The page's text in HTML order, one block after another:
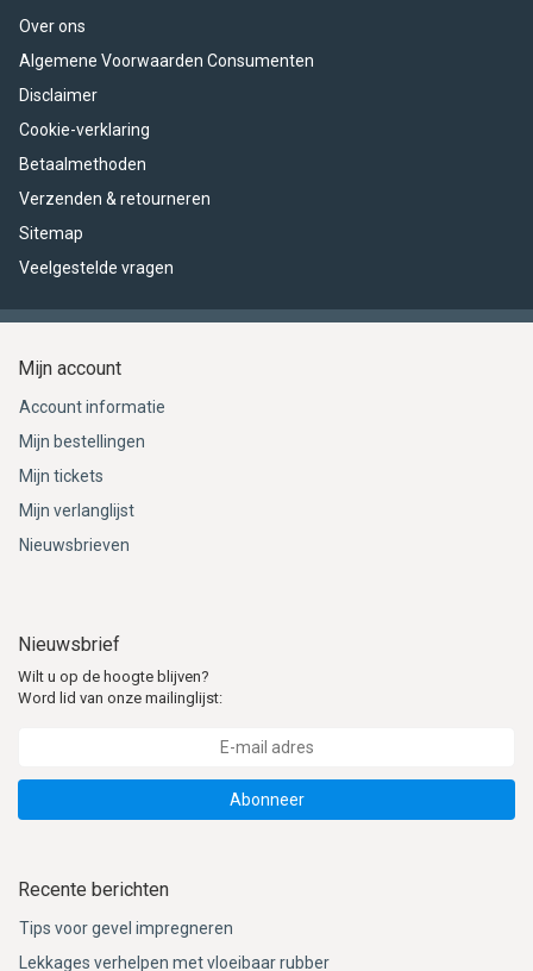
Over ons
Algemene Voorwaarden Consumenten
Disclaimer
Cookie-verklaring
Betaalmethoden
Verzenden & retourneren
Sitemap
Veelgestelde vragen
Mijn account
Account informatie
Mijn bestellingen
Mijn tickets
Mijn verlanglijst
Nieuwsbrieven
Nieuwsbrief
Wilt u op de hoogte blijven?
Word lid van onze mailinglijst:
Abonneer
Recente berichten
Tips voor gevel impregneren
Lekkages verhelpen met vloeibaar rubber